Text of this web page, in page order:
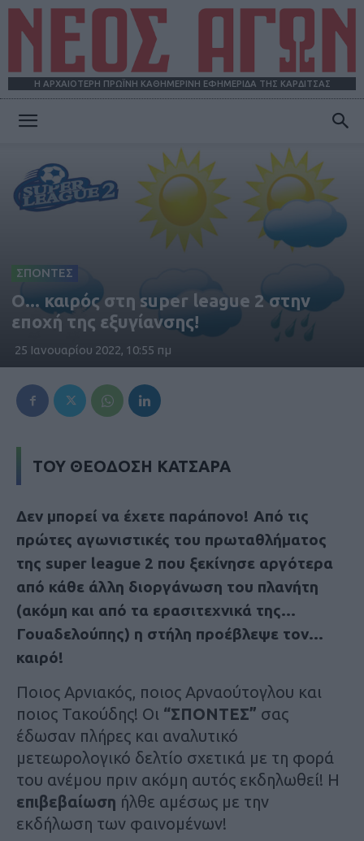
Η ΑΡΧΑΙΟΤΕΡΗ ΠΡΩΪΝΗ ΚΑΘΗΜΕΡΙΝΗ ΕΦΗΜΕΡΙΔΑ ΤΗΣ ΚΑΡΔΙΤΣΑΣ
ΣΠΟΝΤΕΣ
Ο... καιρός στη super league 2 στην
εποχή της εξυγίανσης!
25 Ιανουαρίου 2022, 10:55 πμ
ΤΟΥ ΘΕΟΔΟΣΗ ΚΑΤΣΑΡΑ
Δεν μπορεί να έχετε παράπονο! Από τις
πρώτες αγωνιστικές του πρωταθλήματος
της super league 2 που ξεκίνησε αργότερα
από κάθε άλλη διοργάνωση του πλανήτη
(ακόμη και από τα ερασιτεχνικά της…
Γουαδελούπης) η στήλη προέβλεψε τον…
καιρό!
Ποιος Αρνιακός, ποιος Αρναούτογλου και
ποιος Τακούδης! Οι “ΣΠΟΝΤΕΣ” σας
έδωσαν πλήρες και αναλυτικό
μετεωρολογικό δελτίο σχετικά με τη φορά
του ανέμου πριν ακόμη αυτός εκδηλωθεί! Η
επιβεβαίωση ήλθε αμέσως με την
εκδήλωση των φαινομένων!